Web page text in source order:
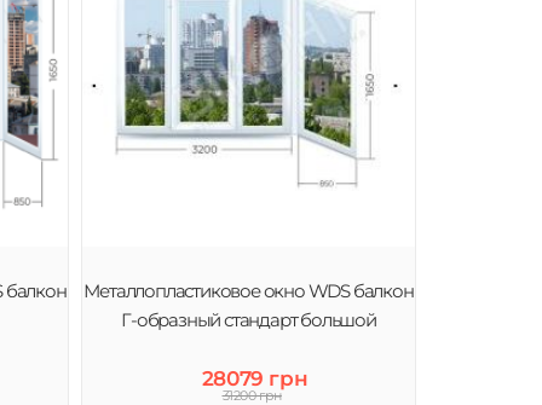
балкон
Металлопластиковое окно WDS балкон
Г-образный стандарт большой
28079 грн
31200 грн